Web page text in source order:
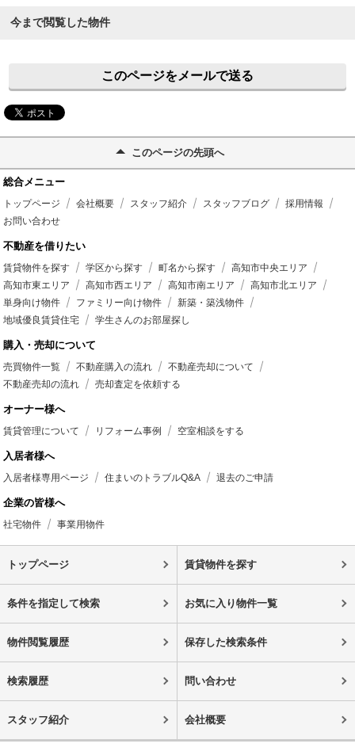
今まで閲覧した物件
このページをメールで送る
このページの先頭へ
総合メニュー
トップページ 会社概要 スタッフ紹介 スタッフブログ
採用情報
お問い合わせ
不動産を借りたい
賃貸物件を探す 学区から探す 町名から探す
高知市中央エリア
高知市東エリア
高知市西エリア 高知市南エリア
高知市北エリア
単身向け物件
ファミリー向け物件
新築・築浅物件
地域優良賃貸住宅
学生さんのお部屋探し
購入・売却について
売買物件一覧 不動産購入の流れ
不動産売却について
不動産売却の流れ
売却査定を依頼する
オーナー様へ
賃貸管理について リフォーム事例 空室相談をする
入居者様へ
入居者様専用ページ 住まいのトラブルQ&A 退去のご申請
企業の皆様へ
社宅物件 事業用物件
トップページ 賃貸物件を探す
条件を指定して検索 お気に入り物件一覧
物件閲覧履歴 保存した検索条件
検索履歴 問い合わせ
スタッフ紹介 会社概要